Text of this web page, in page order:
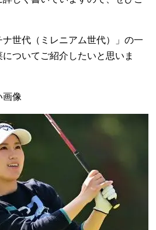
世代（ミレニアム世代）」の一
ついてご紹介したいと思いま
画像